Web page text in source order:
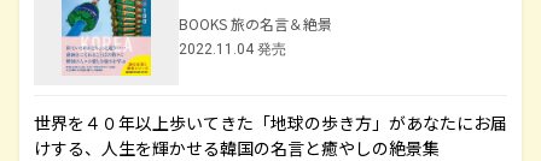
BOOKS 旅の名言＆絶景
2022.11.04 発売
世界を４０年以上歩いてきた「地球の歩き方」があなたにお届
けする、人生を輝かせる韓国の名言と癒やしの絶景集